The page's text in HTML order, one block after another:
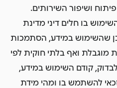
ושיפור השירותים.
בו חלים דיני מדינת
שהשימוש במידע, הסתמכות
מוגבלת ואף בלתי חוקית לפי
לבדוק, קודם השימוש במידע,
להשתמש בו ומהי מידת